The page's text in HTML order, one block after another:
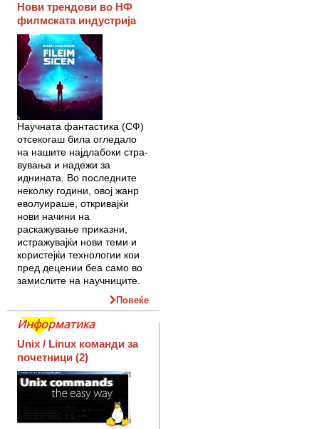
Нови трендови во НФ
филмската индустрија
Научната фантастика (СФ)
отсекогаш била огледало
на нашите најдлабоки стра­
вувања и надежи за
иднината. Во последните
неколку години, овој жанр
еволуираше, откривајќи
нови начини на
раскажување приказни,
истражувајќи нови теми и
користејќи технологии кои
пред децении беа само во
замислите на научниците.
Повеќе
Информатика
Unix / Linux команди за
почетници (2)